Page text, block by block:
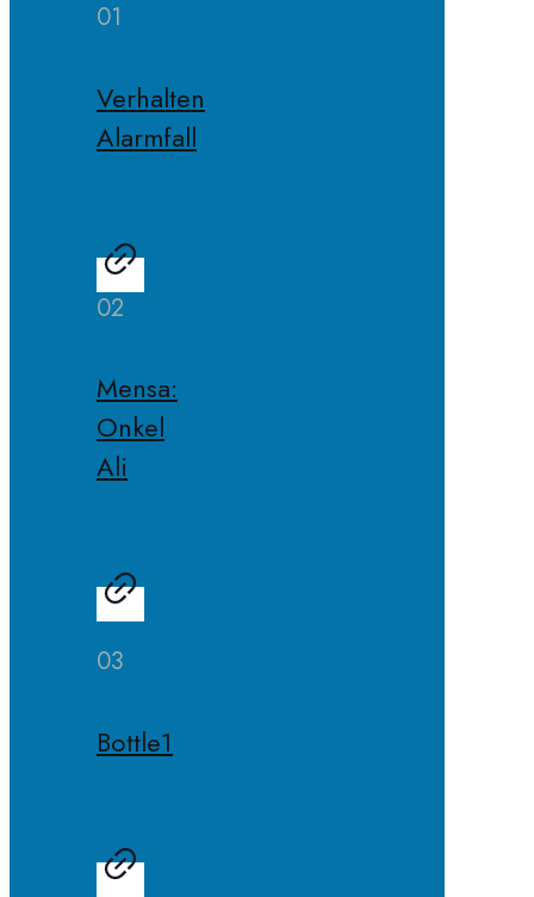
01
Verhalten
Alarmfall
02
Mensa:
Onkel
Ali
03
Bottle1